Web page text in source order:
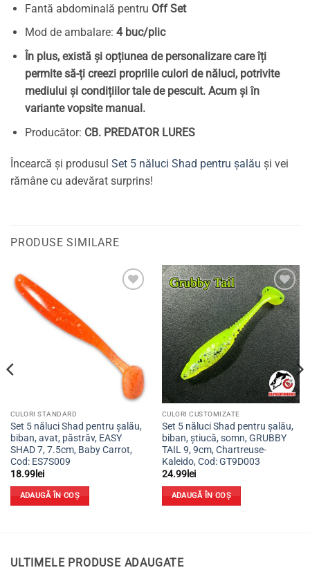
Fantă abdominală pentru Off Set
Mod de ambalare: 4 buc/plic
În plus, există și opțiunea de personalizare care îți
permite să-ți creezi propriile culori de năluci, potrivite
mediului și condițiilor tale de pescuit. Acum și în
variante vopsite manual.
Producător: CB. PREDATOR LURES
Încearcă și produsul Set 5 năluci Shad pentru șalău și vei
rămâne cu adevărat surprins!
PRODUSE SIMILARE
CULORI STANDARD
Set 5 năluci Shad pentru șalău,
biban, avat, păstrăv, EASY
SHAD 7, 7.5cm, Baby Carrot,
Cod: ES7S009
18.99lei
ADAUGĂ ÎN COȘ
Adaugă
la
favorite
CULORI CUSTOMIZATE
Set 5 năluci Shad pentru șalău,
biban, știucă, somn, GRUBBY
TAIL 9, 9cm, Chartreuse-
Kaleido, Cod: GT9D003
24.99lei
ADAUGĂ ÎN COȘ
ULTIMELE PRODUSE ADAUGATE